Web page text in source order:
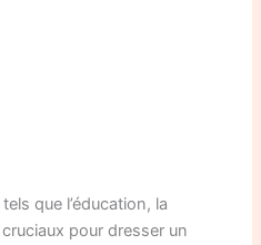
que l’éducation, la
pour dresser un